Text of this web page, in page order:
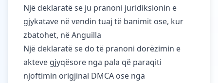
Një deklaratë se ju pranoni juridiksionin e
gjykatave në vendin tuaj të banimit ose, kur
zbatohet, në Anguilla
Një deklaratë se do të pranoni dorëzimin e
akteve gjyqësore nga pala që paraqiti
njoftimin origjinal DMCA ose nga